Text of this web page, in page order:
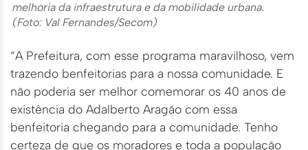
melhoria da infraestrutura e da mobilidade urbana.
(Foto: Val Fernandes/Secom)
“A Prefeitura, com esse programa maravilhoso, vem
trazendo benfeitorias para a nossa comunidade. E
não poderia ser melhor comemorar os 40 anos de
existência do Adalberto Aragão com essa
benfeitoria chegando para a comunidade. Tenho
certeza de que os moradores e toda a população